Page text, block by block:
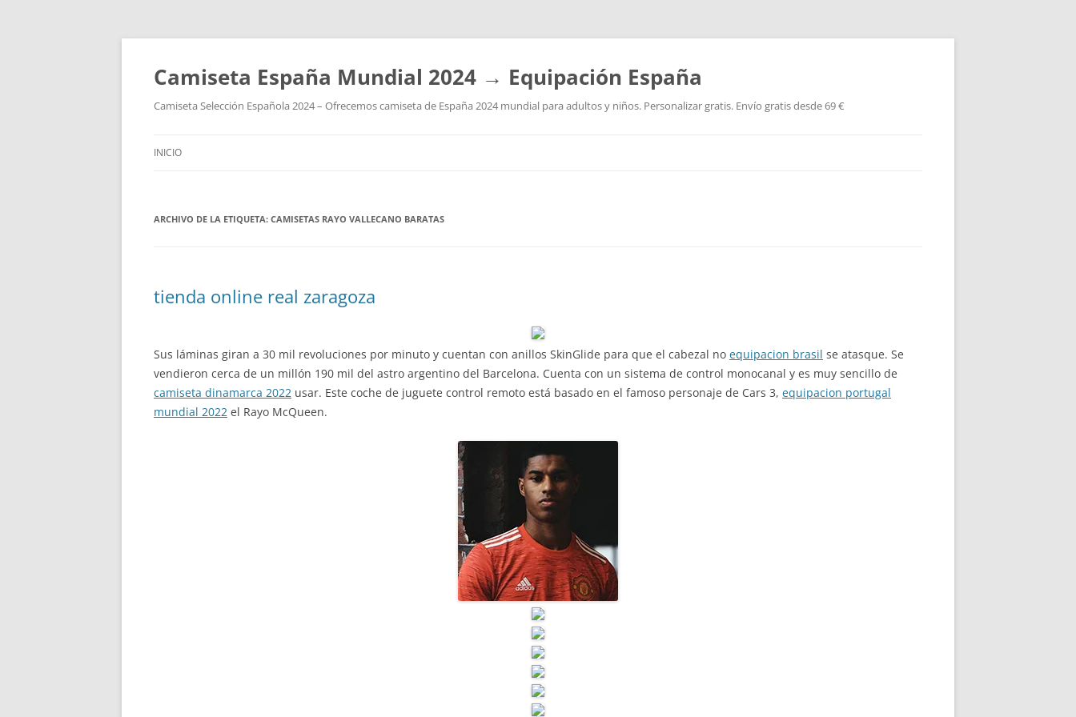
Camiseta España Mundial 2024 → Equipación España
Camiseta Selección Española 2024 – Ofrecemos camiseta de España 2024 mundial para adultos y niños. Personalizar gratis. Envío gratis desde 69 €
INICIO
ARCHIVO DE LA ETIQUETA: CAMISETAS RAYO VALLECANO BARATAS
tienda online real zaragoza
Sus láminas giran a 30 mil revoluciones por minuto y cuentan con anillos SkinGlide para que el cabezal no equipacion brasil se atasque. Se
vendieron cerca de un millón 190 mil del astro argentino del Barcelona. Cuenta con un sistema de control monocanal y es muy sencillo de
camiseta dinamarca 2022 usar. Este coche de juguete control remoto está basado en el famoso personaje de Cars 3, equipacion portugal
mundial 2022 el Rayo McQueen.